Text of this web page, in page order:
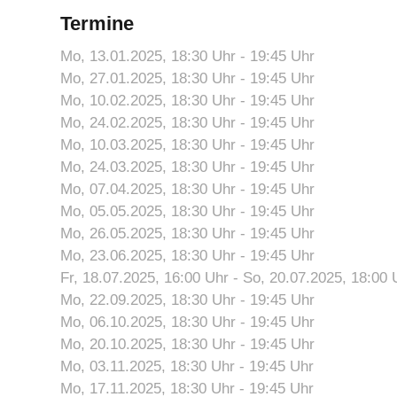
Termine
Mo, 13.01.2025, 18:30 Uhr - 19:45 Uhr
Mo, 27.01.2025, 18:30 Uhr - 19:45 Uhr
Mo, 10.02.2025, 18:30 Uhr - 19:45 Uhr
Mo, 24.02.2025, 18:30 Uhr - 19:45 Uhr
Mo, 10.03.2025, 18:30 Uhr - 19:45 Uhr
Mo, 24.03.2025, 18:30 Uhr - 19:45 Uhr
Mo, 07.04.2025, 18:30 Uhr - 19:45 Uhr
Mo, 05.05.2025, 18:30 Uhr - 19:45 Uhr
Mo, 26.05.2025, 18:30 Uhr - 19:45 Uhr
Mo, 23.06.2025, 18:30 Uhr - 19:45 Uhr
Fr, 18.07.2025, 16:00 Uhr - So, 20.07.2025, 18:00
Mo, 22.09.2025, 18:30 Uhr - 19:45 Uhr
Mo, 06.10.2025, 18:30 Uhr - 19:45 Uhr
Mo, 20.10.2025, 18:30 Uhr - 19:45 Uhr
Mo, 03.11.2025, 18:30 Uhr - 19:45 Uhr
Mo, 17.11.2025, 18:30 Uhr - 19:45 Uhr